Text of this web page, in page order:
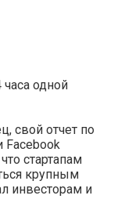
одной
свой отчет по
Facebook
стартапам
крупным
инвесторам и